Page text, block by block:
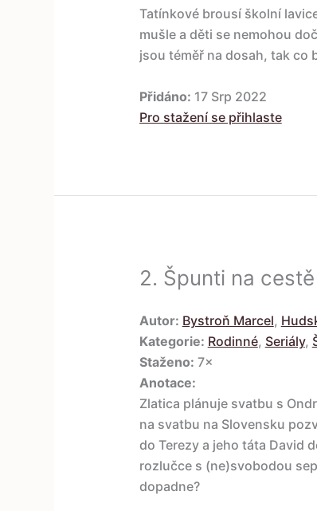
Tatínkové brousí školní
mušle a děti se nemohou
jsou téměř na dosah, tak co
Přidáno: 17 Srp 2022
Pro stažení se přihlaste
2. Špunti na
Autor: Bystroň Marcel,
Kategorie: Rodinné, Seriály,
Staženo: 7×
Anotace:
Zlatica plánuje svatbu s
na svatbu na Slovensku
do Terezy a jeho táta David
rozlučce s (ne)svobodou
dopadne?